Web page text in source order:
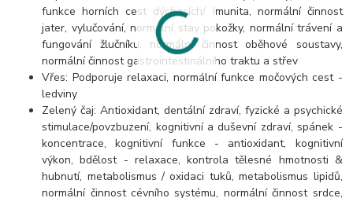
funkce horních cest dýchacích/ Imunita, normální činnost
jater, vylučování, normální stav pokožky, normální trávení a
fungování žlučníku, normální činnost oběhové soustavy,
normální činnost gastrointestinálního traktu a střev
Vřes: Podporuje relaxaci, normální funkce močových cest -
ledviny
Zelený čaj: Antioxidant, dentální zdraví, fyzické a psychické
stimulace/povzbuzení, kognitivní a duševní zdraví, spánek -
koncentrace, kognitivní funkce - antioxidant, kognitivní
výkon, bdělost - relaxace, kontrola tělesné hmotnosti &
hubnutí, metabolismus / oxidaci tuků, metabolismus lipidů,
normální činnost cévního systému, normální činnost srdce,